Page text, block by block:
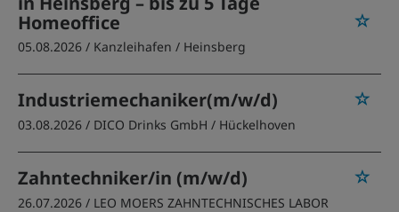
Homeoffice
05.08.2026 / Kanzleihafen / Heinsberg
Industriemechaniker(m/w/d)
03.08.2026 / DICO Drinks GmbH / Hückelhoven
Zahntechniker/in (m/w/d)
26.07.2026 / LEO MOERS ZAHNTECHNISCHES LABOR